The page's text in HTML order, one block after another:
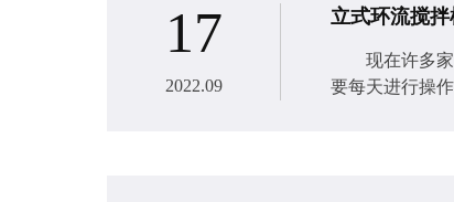
17
2022.09
立式环流搅
现在许多家庭
要每天进行操